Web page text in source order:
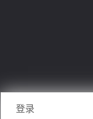
登录